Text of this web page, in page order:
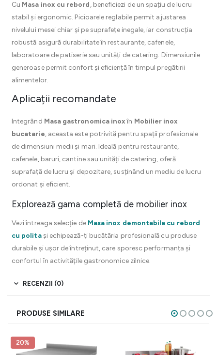
Cu Masa inox cu rebord, beneficiezi de un spațiu de lucru
stabil și ergonomic. Picioarele reglabile permit ajustarea
nivelului mesei chiar și pe suprafețe inegale, iar construcția
robustă asigură durabilitate în restaurante, cafenele,
laboratoare de patiserie sau unități de catering. Dimensiunile
generoase permit confort și eficiență în timpul pregătirii
alimentelor.
Aplicații recomandate
Integrând Masa gastronomica inoxîn Mobilier inox
bucatarie, aceasta este potrivită pentru spații profesionale
de dimensiuni medii și mari. Ideală pentru restaurante,
cafenele, baruri, cantine sau unități de catering, oferă
suprafață de lucru și depozitare, susținând un mediu de lucru
ordonat și eficient.
Explorează gama completă de mobilier inox
Vezi întreaga selecție de Masa inox demontabila cu rebord
cu politași echipează-ți bucătăria profesională cu produse
durabile și ușor de întreținut, care sporesc performanța și
confortul în activitățile gastronomice zilnice.
RECENZII (0)
PRODUSE SIMILARE
20%